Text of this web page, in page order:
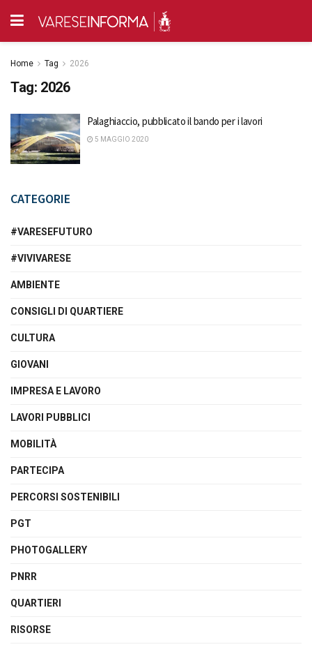
Home Tag 2026
Tag: 2026
Palaghiaccio, pubblicato il bando per i lavori
5 MAGGIO 2020
CATEGORIE
#VARESEFUTURO
#VIVIVARESE
AMBIENTE
CONSIGLI DI QUARTIERE
CULTURA
GIOVANI
IMPRESA E LAVORO
LAVORI PUBBLICI
MOBILITÀ
PARTECIPA
PERCORSI SOSTENIBILI
PGT
PHOTOGALLERY
PNRR
QUARTIERI
RISORSE